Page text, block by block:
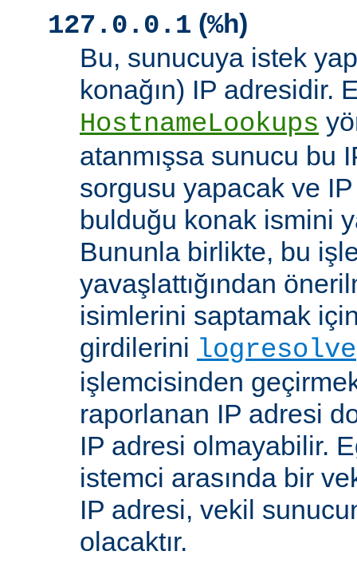
127.0.0.1 (%h)
Bu, sunucuya istek
konağın) IP adresidir.
HostnameLookups
atanmışsa sunucu bu
sorgusu yapacak ve
bulduğu konak ismini
Bununla birlikte, bu
yavaşlattığından
isimlerini saptamak
girdilerini logresolve
işlemcisinden
raporlanan IP adresi
IP adresi olmayabilir.
istemci arasında bir
IP adresi, vekil
olacaktır.